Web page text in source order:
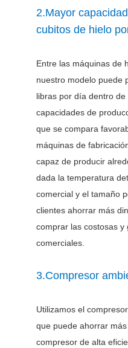
2.Mayor
cubitos de hielo
Entre las máquinas de
nuestro modelo puede
libras por día dentro
capacidades de
que se compara
máquinas de
capaz de producir
dada la temperatura
comercial y el tamaño
clientes ahorrar más
comprar las costosas
comerciales.
3.Compresor
Utilizamos el
que puede ahorrar
compresor de alta